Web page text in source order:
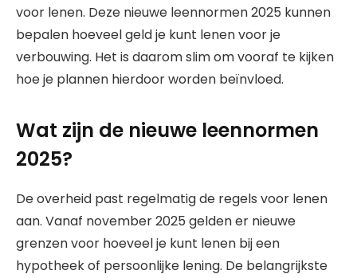
voor lenen. Deze nieuwe leennormen 2025 kunnen
bepalen hoeveel geld je kunt lenen voor je
verbouwing. Het is daarom slim om vooraf te kijken
hoe je plannen hierdoor worden beïnvloed.
Wat zijn de nieuwe leennormen
2025?
De overheid past regelmatig de regels voor lenen
aan. Vanaf november 2025 gelden er nieuwe
grenzen voor hoeveel je kunt lenen bij een
hypotheek of persoonlijke lening. De belangrijkste